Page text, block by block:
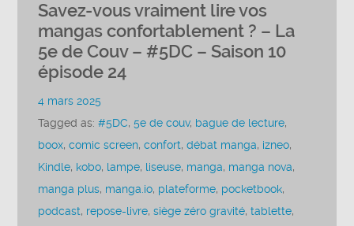
Savez-vous vraiment lire vos
mangas confortablement ? – La
5e de Couv – #5DC – Saison 10
épisode 24
4 mars 2025
Tagged as:#5DC,5e de couv, bague de lecture,
boox,comic screen,confort,débat manga, izneo,
Kindle, kobo, lampe, liseuse, manga, manga nova,
manga plus, manga.io, plateforme, pocketbook,
podcast, repose-livre,siège zéro gravité,tablette,